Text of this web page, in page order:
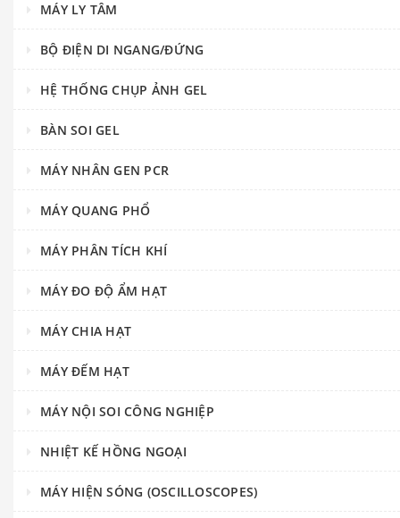
MÁY LY TÂM
BỘ ĐIỆN DI NGANG/ĐỨNG
HỆ THỐNG CHỤP ẢNH GEL
BÀN SOI GEL
MÁY NHÂN GEN PCR
MÁY QUANG PHỔ
MÁY PHÂN TÍCH KHÍ
MÁY ĐO ĐỘ ẨM HẠT
MÁY CHIA HẠT
MÁY ĐẾM HẠT
MÁY NỘI SOI CÔNG NGHIỆP
NHIỆT KẾ HỒNG NGOẠI
MÁY HIỆN SÓNG (OSCILLOSCOPES)